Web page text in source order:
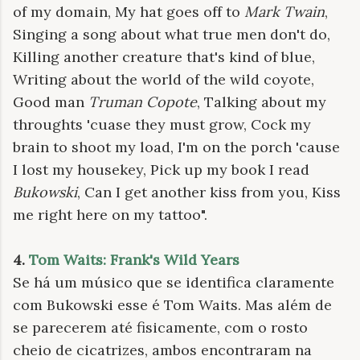
of my domain, My hat goes off to Mark Twain,
Singing a song about what true men don't do,
Killing another creature that's kind of blue,
Writing about the world of the wild coyote,
Good man Truman Copote, Talking about my
throughts 'cuase they must grow, Cock my
brain to shoot my load, I'm on the porch 'cause
I lost my housekey, Pick up my book I read
Bukowski, Can I get another kiss from you, Kiss
me right here on my tattoo".
4. Tom Waits: Frank's Wild Years
Se há um músico que se identifica claramente
com Bukowski esse é Tom Waits. Mas além de
se parecerem até fisicamente, com o rosto
cheio de cicatrizes, ambos encontraram na